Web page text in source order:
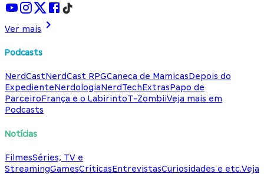
Ver mais
Podcasts
NerdCastNerdCast RPGCaneca de MamicasDepois do
ExpedienteNerdologiaNerdTechExtrasPapo de
ParceiroFrança e o LabirintoT-ZombiiVeja mais em
Podcasts
Notícias
FilmesSéries, TV e
StreamingGamesCríticasEntrevistasCuriosidades e etc.Veja